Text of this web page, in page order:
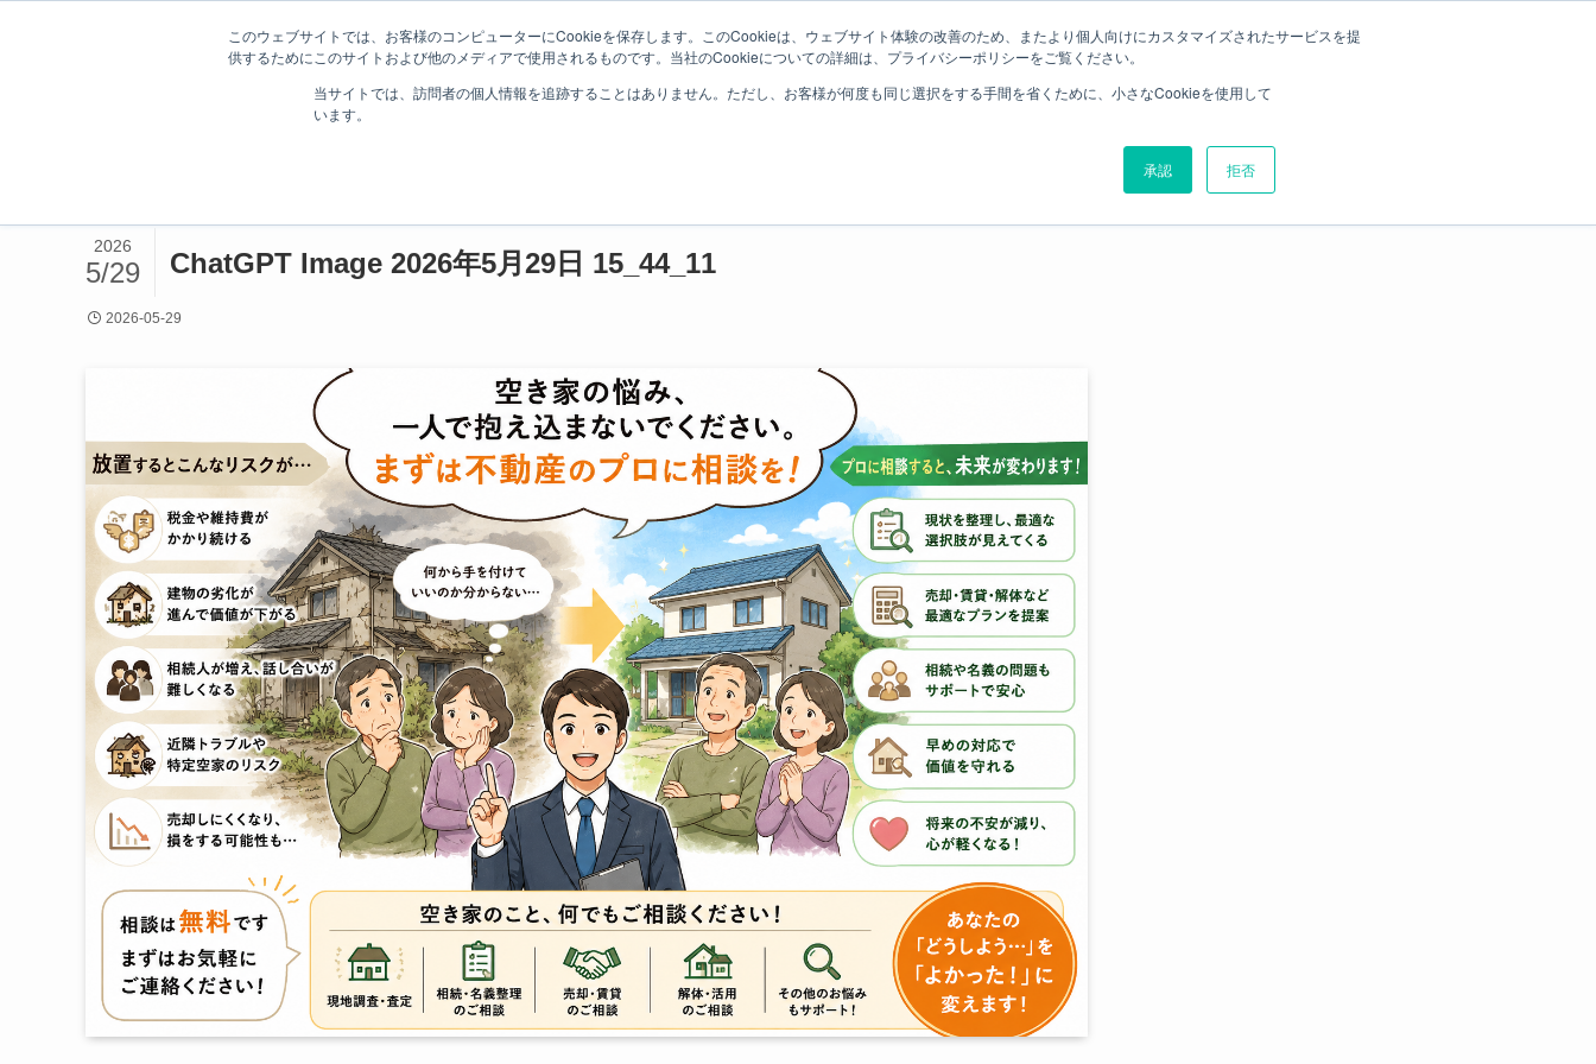
このウェブサイトでは、お客様のコンピューターにCookieを保存します。このCookieは、ウェブサイト体験の改善のため、またより個人向けにカスタマイズされたサービスを提
供するためにこのサイトおよび他のメディアで使用されるものです。当社のCookieについての詳細は、プライバシーポリシーをご覧ください。
当サイトでは、訪問者の個人情報を追跡することはありません。ただし、お客様が何度も同じ選択をする手間を省くために、小さなCookieを使用して
います。
承認 拒否
相続不動産・空き家の相談・売却をお手伝いします | むすび不動産 ホーム 売物件を探す お問い合わせ
ChatGPT Image 2026年5月29日 15_44_11
2026
5/29
2026-05-29